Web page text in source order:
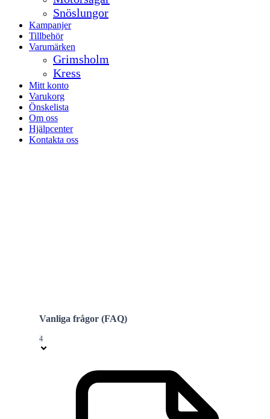
Snöslungor
Kampanjer
Tillbehör
Varumärken
Grimsholm
Kress
Mitt konto
Varukorg
Önskelista
Om oss
Hjälpcenter
Kontakta oss
Vanliga frågor (FAQ)
4